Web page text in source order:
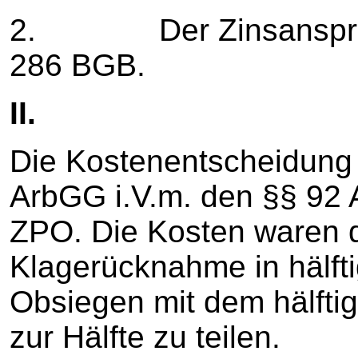
2. Der
286 BGB.
II.
Die
ArbGG i.V.m. den §§ 92
ZPO. Die Kosten waren
Klagerücknahme in
Obsiegen mit dem
zur Hälfte zu teilen.